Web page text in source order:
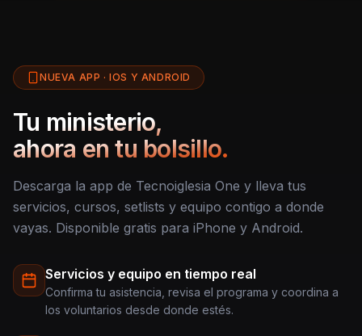
NUEVA APP · IOS Y ANDROID
Tu ministerio,
ahora en tu bolsillo.
Descarga la app de Tecnoiglesia One y lleva tus
servicios, cursos, setlists y equipo contigo a donde
vayas. Disponible gratis para iPhone y Android.
Servicios y equipo en tiempo real
Confirma tu asistencia, revisa el programa y coordina a
los voluntarios desde donde estés.